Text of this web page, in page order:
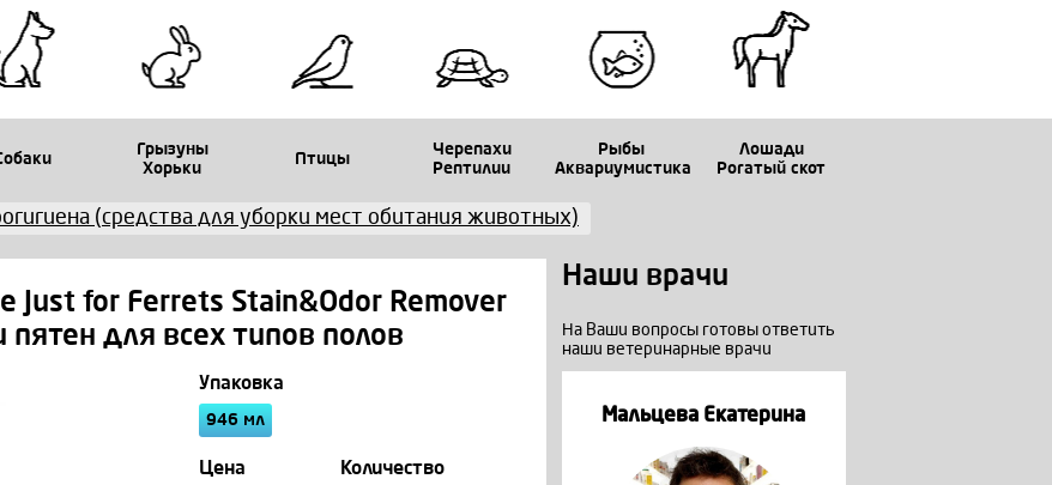
Грызуны
Хорьки
Птицы
Черепахи
Рептилии
Рыбы
Аквариумистика
Лошади
Рогатый скот
(средства для уборки мест обитания животных)
Наши врачи
На Ваши вопросы готовы ответить
наши ветеринарные врачи
Мальцева Екатерина
Just for Ferrets Stain&Odor Remover
пятен для всех типов полов
Упаковка
946 мл
Цена
Количество